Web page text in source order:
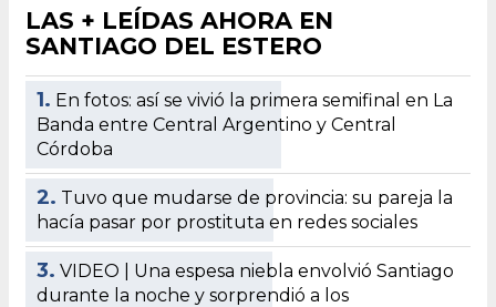
LAS + LEÍDAS AHORA EN
SANTIAGO DEL ESTERO
1. En fotos: así se vivió la primera semifinal en La
Banda entre Central Argentino y Central
Córdoba
2. Tuvo que mudarse de provincia: su pareja la
hacía pasar por prostituta en redes sociales
3. VIDEO | Una espesa niebla envolvió Santiago
durante la noche y sorprendió a los